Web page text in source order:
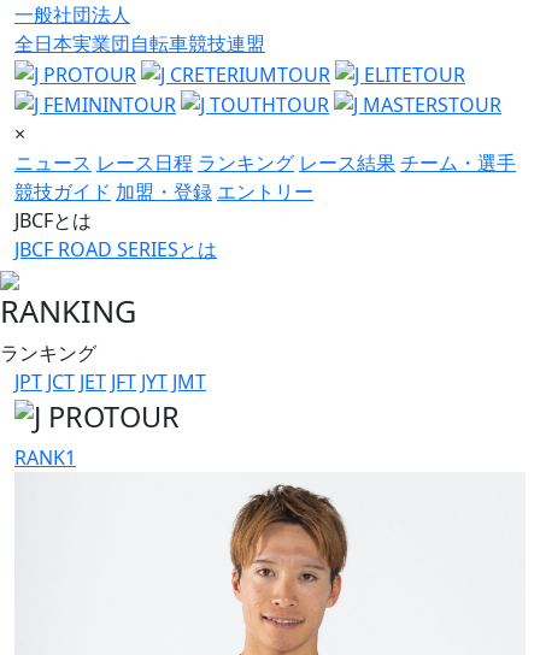
一般社団法人
全日本実業団自転車競技連盟
×
ニュース レース日程 ランキング レース結果チーム・選手
競技ガイド 加盟・登録 エントリー
JBCFとは
JBCF ROAD SERIESとは
RANKING
ランキング
JPT JCT JET JFT JYT JMT
RANK1